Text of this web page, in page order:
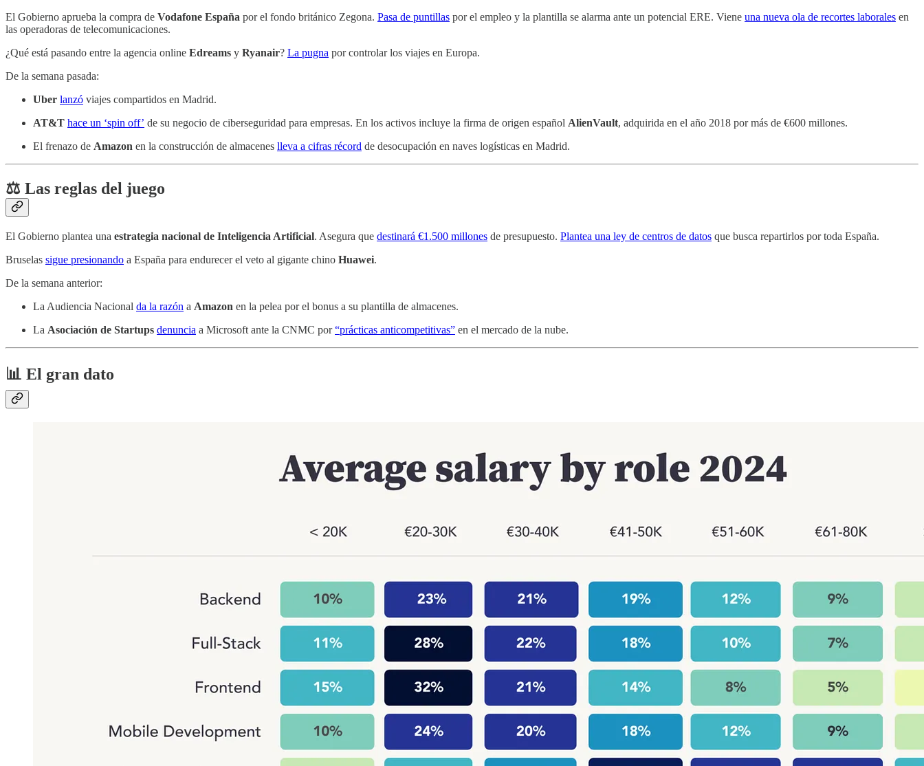
El Gobierno aprueba la compra de Vodafone España por el fondo británico Zegona. Pasa de puntillas por el empleo y la plantilla se alarma ante un potencial ERE. Viene una nueva ola de recortes laborales en
las operadoras de telecomunicaciones.
¿Qué está pasando entre la agencia online Edreams y Ryanair? La pugna por controlar los viajes en Europa.
De la semana pasada:
Uber lanzó viajes compartidos en Madrid.
AT&T hace un ‘spin off’ de su negocio de ciberseguridad para empresas. En los activos incluye la firma de origen español AlienVault, adquirida en el año 2018 por más de €600 millones.
El frenazo de Amazon en la construcción de almacenes lleva a cifras récord de desocupación en naves logísticas en Madrid.
⚖️ Las reglas del juego
El Gobierno plantea una estrategia nacional de Inteligencia Artificial. Asegura que destinará €1.500 millones de presupuesto. Plantea una ley de centros de datos que busca repartirlos por toda España.
Bruselas sigue presionando a España para endurecer el veto al gigante chino Huawei.
De la semana anterior:
La Audiencia Nacional da la razón a Amazon en la pelea por el bonus a su plantilla de almacenes.
La Asociación de Startups denuncia a Microsoft ante la CNMC por“prácticas anticompetitivas” en el mercado de la nube.
📊 El gran dato